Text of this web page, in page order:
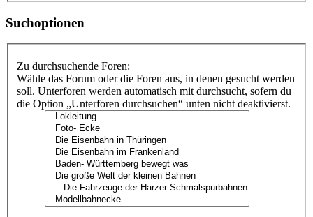
Suchoptionen
Zu durchsuchende Foren:
Wähle das Forum oder die Foren aus, in denen gesucht werden
soll. Unterforen werden automatisch mit durchsucht, sofern du
die Option „Unterforen durchsuchen“ unten nicht deaktivierst.